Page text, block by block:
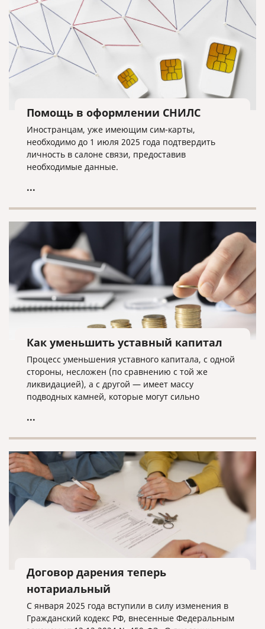
Помощь в оформлении СНИЛС
Иностранцам, уже имеющим сим-карты,
необходимо до 1 июля 2025 года подтвердить
личность в салоне связи, предоставив
необходимые данные.
...
Как уменьшить уставный капитал
Процесс уменьшения уставного капитала, с одной
стороны, несложен (по сравнению с той же
ликвидацией), а с другой — имеет массу
подводных камней, которые могут сильно
...
Договор дарения теперь
нотариальный
С января 2025 года вступили в силу изменения в
Гражданский кодекс РФ, внесенные Федеральным